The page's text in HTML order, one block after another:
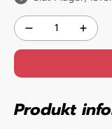
Produkt